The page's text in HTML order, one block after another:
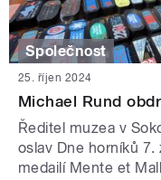
Společnost
25. říjen 2024
Michael Rund
Ředitel muzea v
oslav Dne horníků
medailí Mente et